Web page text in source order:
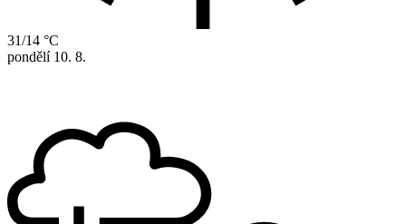
31/14 °C
pondělí 10. 8.